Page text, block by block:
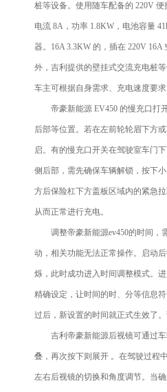
桩等设备。使用随车配备的 220V
电流 8A，功率 1.8KW，电池容量
器。16A 3.3KW 的，插在 220V
外，吉利提供的壁挂式交流充电桩
车主可根据自身需求、充电速度要
帝豪新能源 EV450 的慢充口打开
后部等位置。若在左前轮轮眉下方
启。有的慢充口开关在驾驶室车门
侧后部，需先确保车辆解锁，按下
方后保险杠下方盖板区域内的紧急
从而正常进行充电。
调整帝豪新能源ev450的时间，
动，相关功能无法正常操作。启动
烁，此时成功进入时间调整模式。
精确设定，让时间的时、分等信息
过后，新设置的时间就正式生效了
吉利帝豪新能源后视镜可通过车
叠，再次按下则展开 。在驾驶过程
左右后视镜的切换和角度调节。当